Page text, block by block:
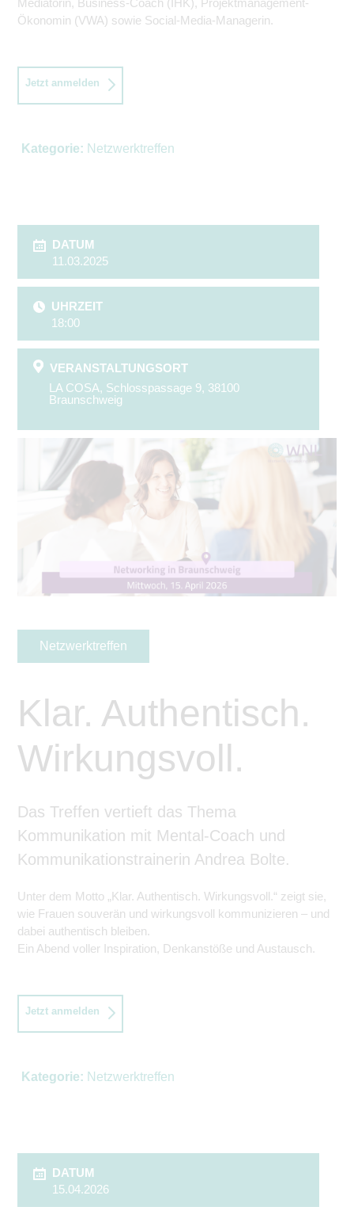
Ökonomin (VWA) sowie Social-Media-Managerin.
Jetzt anmelden
Kategorie: Netzwerktreffen
DATUM
11.03.2025
UHRZEIT
18:00
VERANSTALTUNGSORT
LA COSA, Schlosspassage 9, 38100
Braunschweig
Netzwerktreffen
Klar. Authentisch.
Wirkungsvoll.
Das Treffen vertieft das Thema
Kommunikation mit Mental-Coach und
Kommunikationstrainerin Andrea Bolte.
Unter dem Motto „Klar. Authentisch. Wirkungsvoll.“ zeigt sie,
wie Frauen souverän und wirkungsvoll kommunizieren – und
dabei authentisch bleiben.
Ein Abend voller Inspiration, Denkanstöße und Austausch.
Jetzt anmelden
Kategorie: Netzwerktreffen
DATUM
15.04.2026